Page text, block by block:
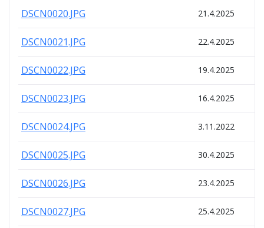
DSCN0020.JPG 21.4.2025
DSCN0021.JPG 22.4.2025
DSCN0022.JPG 19.4.2025
DSCN0023.JPG 16.4.2025
DSCN0024.JPG 3.11.2022
DSCN0025.JPG 30.4.2025
DSCN0026.JPG 23.4.2025
DSCN0027.JPG 25.4.2025